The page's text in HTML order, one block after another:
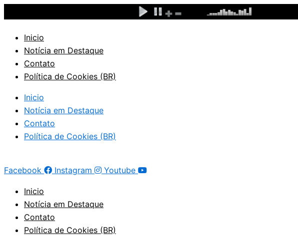
Ir
para
conteúdo
Inicio
Notícia em Destaque
Contato
Política de Cookies (BR)
Inicio
Notícia em Destaque
Contato
Política de Cookies (BR)
Facebook Instagram Youtube
Inicio
Notícia em Destaque
Contato
Política de Cookies (BR)